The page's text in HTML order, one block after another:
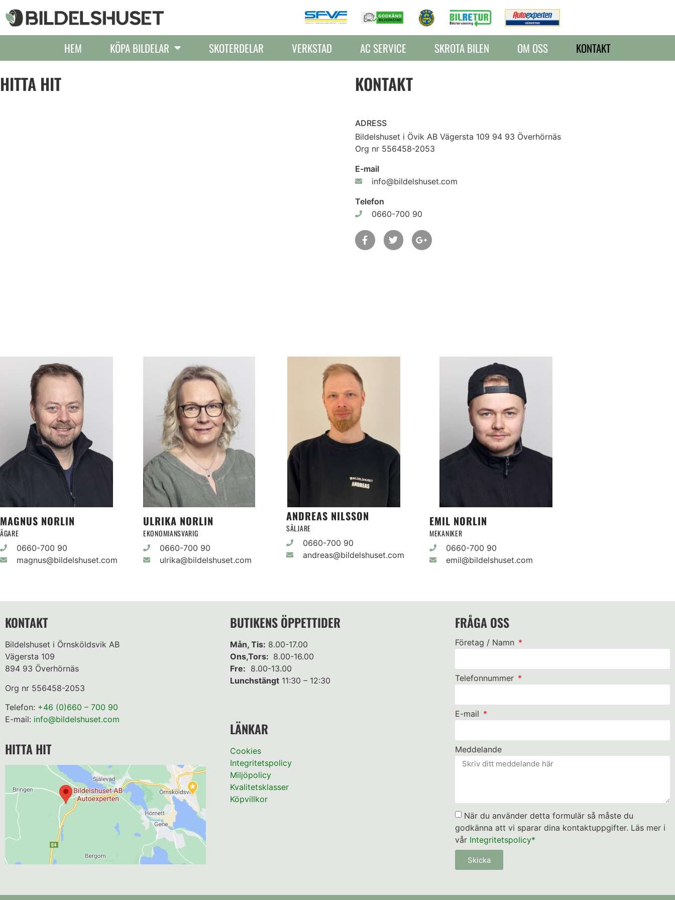
HEM KÖPA BILDELAR SKOTERDELAR VERKSTAD AC SERVICE SKROTA BILEN OM OSS KONTAKT
HITTA HIT KONTAKT
ADRESS
Bildelshuset i Övik AB Vägersta 109 94 93 Överhörnäs
Org nr 556458-2053
E-mail
info@bildelshuset.com
Telefon
0660-700 90
MAGNUS NORLIN
ÄGARE
0660-700 90
magnus@bildelshuset.com
ULRIKA NORLIN
EKONOMIANSVARIG
0660-700 90
ulrika@bildelshuset.com
ANDREAS NILSSON
SÄLJARE
0660-700 90
andreas@bildelshuset.com
EMIL NORLIN
MEKANIKER
0660-700 90
emil@bildelshuset.com
KONTAKT
Bildelshuset i Örnsköldsvik AB
Vägersta 109
894 93 Överhörnäs
Org nr 556458-2053
Telefon: +46 (0)660 – 700 90
E-mail: info@bildelshuset.com
HITTA HIT
BUTIKENS ÖPPETTIDER
Mån, Tis: 8.00-17.00
Ons,Tors: 8.00-16.00
Fre: 8.00-13.00
Lunchstängt11:30 – 12:30
LÄNKAR
Cookies
Integritetspolicy
Miljöpolicy
Kvalitetsklasser
Köpvillkor
FRÅGA OSS
Företag / Namn
Telefonnummer
E-mail
Meddelande
När du använder detta formulär så måste du
godkänna att vi sparar dina kontaktuppgifter. Läs mer i
vår Integritetspolicy*
Skicka